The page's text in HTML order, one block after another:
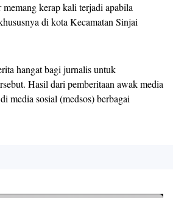
kerap kali terjadi apabila
di kota Kecamatan Sinjai
hangat bagi jurnalis untuk
Hasil dari pemberitaan awak media
media sosial (medsos) berbagai